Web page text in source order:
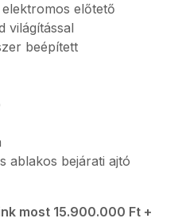
előtető
világítással
beépített
ablakos bejárati ajtó
most 15.900.000 Ft +